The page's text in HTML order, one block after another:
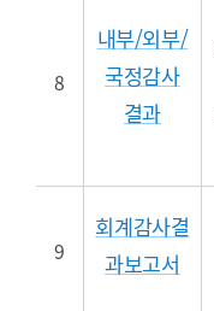
8
내부/외부/
국정감사
결과
9
회계감사결
과보고서